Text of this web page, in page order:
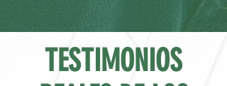
TESTIMONIOS